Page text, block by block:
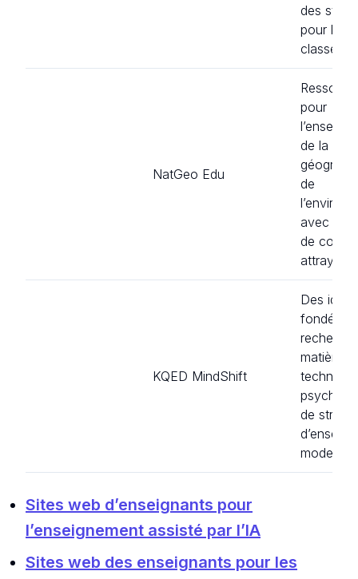
des
pour la
classe.
NatGeo Edu
pour
de la
de
avec des
de cours
KQED MindShift
Des idées
fondées
matière
de
Sites web d’enseignants pour
l’enseignement assisté par l’IA
Sites web des enseignants pour les